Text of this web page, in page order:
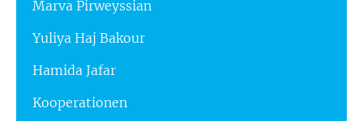
Marva Pirweyssian
Yuliya Haj Bakour
Hamida Jafar
Kooperationen